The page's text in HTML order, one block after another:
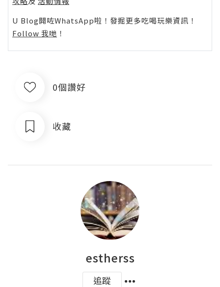
U Blog開咗WhatsApp啦！發掘更多吃喝玩樂資訊！
Follow 我哋 ！
0個讚好
收藏
estherss
追蹤